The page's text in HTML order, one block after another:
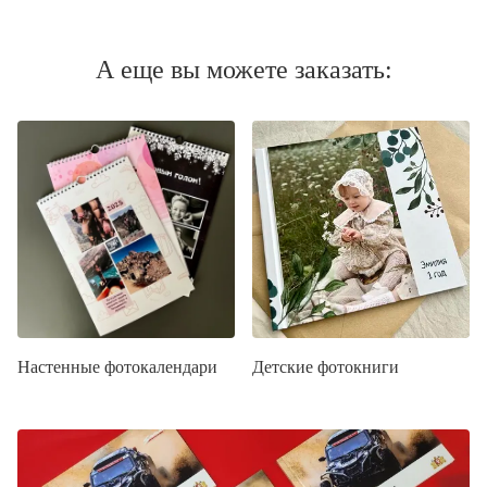
А еще вы можете заказать:
Настенные фотокалендари Детские фотокниги